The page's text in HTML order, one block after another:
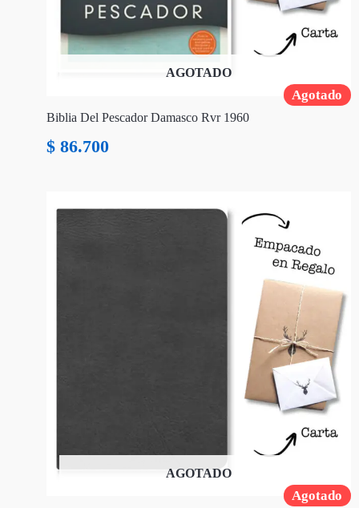
Agotado
AGOTADO
Biblia Del Pescador Damasco Rvr 1960
$ 86.700
Agotado
AGOTADO